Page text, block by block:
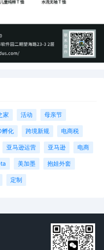
家 活动 母亲节
孵化 跨境新规 电商税
亚马逊运营 亚马逊 电商
美加墨 抱娃外套
定制